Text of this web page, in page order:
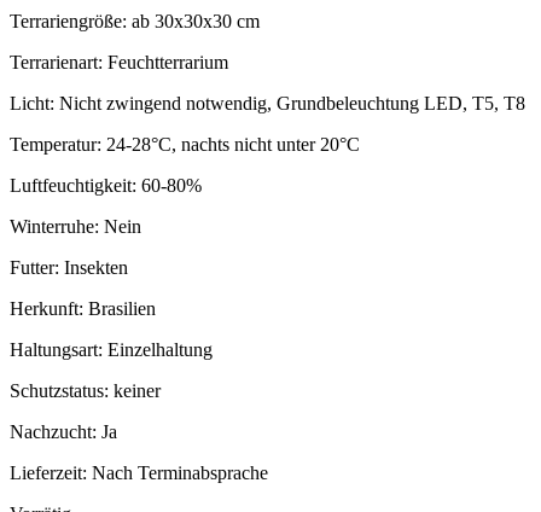
Terrariengröße: ab 30x30x30 cm
Terrarienart: Feuchtterrarium
Licht: Nicht zwingend notwendig, Grundbeleuchtung LED, T5, T8
Temperatur: 24-28°C, nachts nicht unter 20°C
Luftfeuchtigkeit: 60-80%
Winterruhe: Nein
Futter: Insekten
Herkunft: Brasilien
Haltungsart: Einzelhaltung
Schutzstatus: keiner
Nachzucht: Ja
Lieferzeit: Nach Terminabsprache